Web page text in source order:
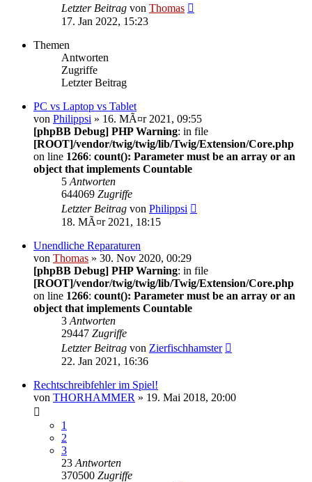
Letzter Beitrag von Thomas
17. Jan 2022, 15:23
Themen
Antworten
Zugriffe
Letzter Beitrag
PC vs Laptop vs Tablet
von Philippsi » 16. MÃ¤r 2021, 09:55
[phpBB Debug] PHP Warning: in file
[ROOT]/vendor/twig/twig/lib/Twig/Extension/Core.php
on line 1266: count(): Parameter must be an array or an
object that implements Countable
5 Antworten
644069 Zugriffe
Letzter Beitrag von Philippsi
18. MÃ¤r 2021, 18:15
Unendliche Reparaturen
von Thomas » 30. Nov 2020, 00:29
[phpBB Debug] PHP Warning: in file
[ROOT]/vendor/twig/twig/lib/Twig/Extension/Core.php
on line 1266: count(): Parameter must be an array or an
object that implements Countable
3 Antworten
29447 Zugriffe
Letzter Beitrag von Zierfischhamster
22. Jan 2021, 16:36
Rechtschreibfehler im Spiel!
von THORHAMMER » 19. Mai 2018, 20:00
1
2
3
23 Antworten
370500 Zugriffe